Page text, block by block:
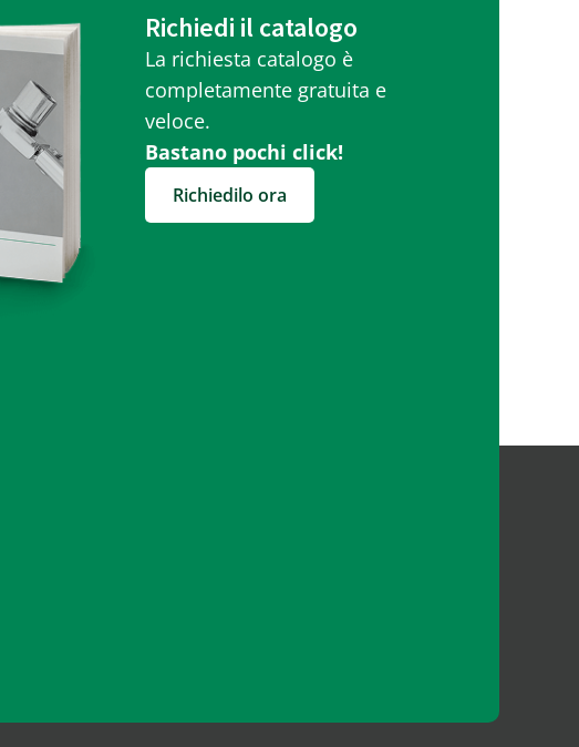
Richiedi il catalogo
La richiesta catalogo è
completamente gratuita e
veloce.
Bastano pochi click!
Richiedilo ora